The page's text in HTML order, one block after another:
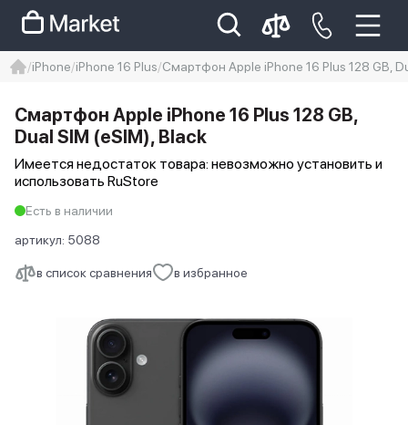
Iphone 14 pro max
айфон 14
iPhone iPhone 16 Plus Смартфон Apple iPhone 16 Plus 128 GB,
в список сравнения в избранное
Смартфон Apple iPhone 16 Plus 128 GB,
Dual SIM (eSIM), Black
Имеется недостаток товара: невозможно установить и
использовать RuStore
Есть в наличии
артикул: 5088